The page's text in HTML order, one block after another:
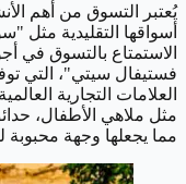
يُعتبر التسوق من أهم
أسواقها التقليدية مثل
الاستمتاع بالتسوق في
فستيفال سيتي"، التي
العلامات التجارية
مثل ملاهي الأطفال،
مما يجعلها وجهة محبوبة